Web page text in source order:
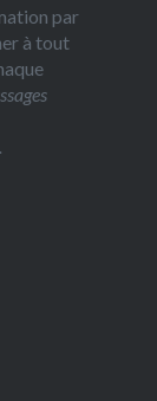
par
à tout